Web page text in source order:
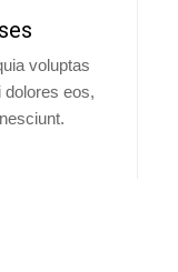
voluptas
dolores eos,